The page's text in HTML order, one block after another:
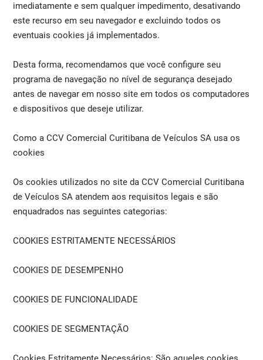
imediatamente e sem qualquer impedimento, desativando
este recurso em seu navegador e excluindo todos os
eventuais cookies já implementados.
Desta forma, recomendamos que você configure seu
programa de navegação no nível de segurança desejado
antes de navegar em nosso site em todos os computadores
e dispositivos que deseje utilizar.
Como a CCV Comercial Curitibana de Veículos SA usa os
cookies
Os cookies utilizados no site da CCV Comercial Curitibana
de Veículos SA atendem aos requisitos legais e são
enquadrados nas seguintes categorias:
COOKIES ESTRITAMENTE NECESSÁRIOS
COOKIES DE DESEMPENHO
COOKIES DE FUNCIONALIDADE
COOKIES DE SEGMENTAÇÃO